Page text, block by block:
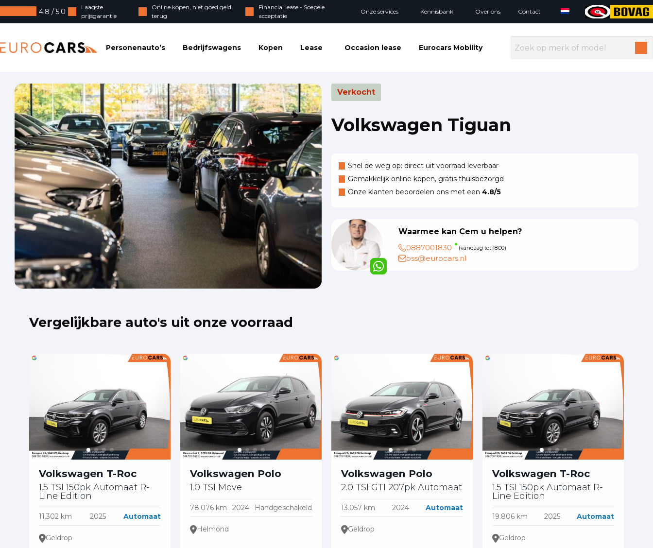
4.8 / 5.0
Laagste
prijsgarantie
Online kopen, niet goed geld
terug
Financial lease - Soepele
acceptatie
Onze services Kennisbank Over ons Contact
Personenauto’s
Bedrijfswagens Kopen Lease Occasion lease Eurocars Mobility
Verkocht
Volkswagen Tiguan
Snel de weg op: direct uit voorraad leverbaar
Gemakkelijk online kopen, gratis thuisbezorgd
Onze klanten beoordelen ons met een 4.8/5
Waarmee kan Cem u helpen?
0887001830
(vandaag tot 18:00)
oss@eurocars.nl
Vergelijkbare auto's uit onze voorraad
Volkswagen T-Roc
1.5 TSI 150pk Automaat R-
Line Edition
11.302 km 2025 Automaat
Geldrop
Volkswagen Polo
1.0 TSI Move
78.076 km 2024 Handgeschakeld
Helmond
Volkswagen Polo
2.0 TSI GTI 207pk Automaat
13.057 km 2024 Automaat
Geldrop
Volkswagen T-Roc
1.5 TSI 150pk Automaat R-
Line Edition
19.806 km 2025 Automaat
Geldrop